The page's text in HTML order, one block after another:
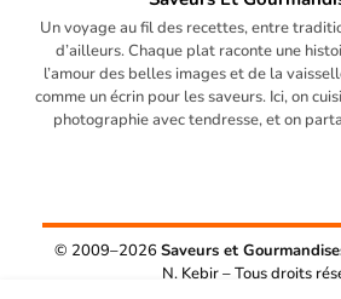
Un voyage au fil des recettes, entre
d’ailleurs. Chaque plat raconte une
l’amour des belles images et de la
comme un écrin pour les saveurs. Ici, on
photographie avec tendresse, et on
© 2009–2026Saveurs et
N. Kebir – Tous droits